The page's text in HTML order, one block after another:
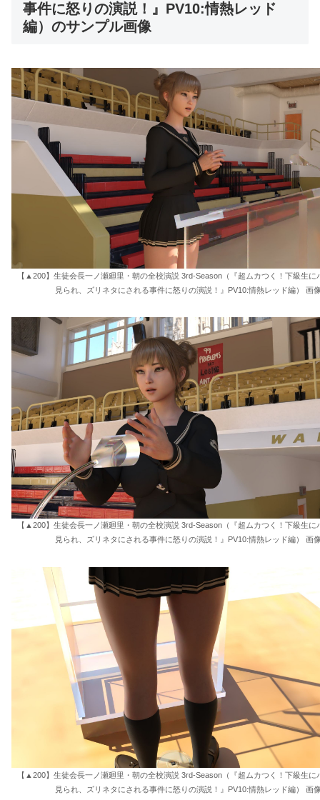
事件に怒りの演説！』PV10:情熱レッド
編）のサンプル画像
【▲200】生徒会長一ノ瀬廻里・朝の全校演説 3rd-Season（『超ムカつく！下級生に
見られ、ズリネタにされる事件に怒りの演説！』PV10:情熱レッド編） 画
【▲200】生徒会長一ノ瀬廻里・朝の全校演説 3rd-Season（『超ムカつく！下級生に
見られ、ズリネタにされる事件に怒りの演説！』PV10:情熱レッド編） 画
【▲200】生徒会長一ノ瀬廻里・朝の全校演説 3rd-Season（『超ムカつく！下級生に
見られ、ズリネタにされる事件に怒りの演説！』PV10:情熱レッド編） 画